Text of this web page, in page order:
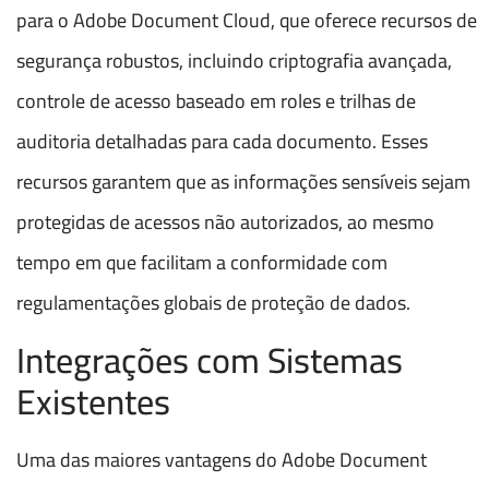
para o Adobe Document Cloud, que oferece recursos de
segurança robustos, incluindo criptografia avançada,
controle de acesso baseado em roles e trilhas de
auditoria detalhadas para cada documento. Esses
recursos garantem que as informações sensíveis sejam
protegidas de acessos não autorizados, ao mesmo
tempo em que facilitam a conformidade com
regulamentações globais de proteção de dados.
Integrações com Sistemas
Existentes
Uma das maiores vantagens do Adobe Document